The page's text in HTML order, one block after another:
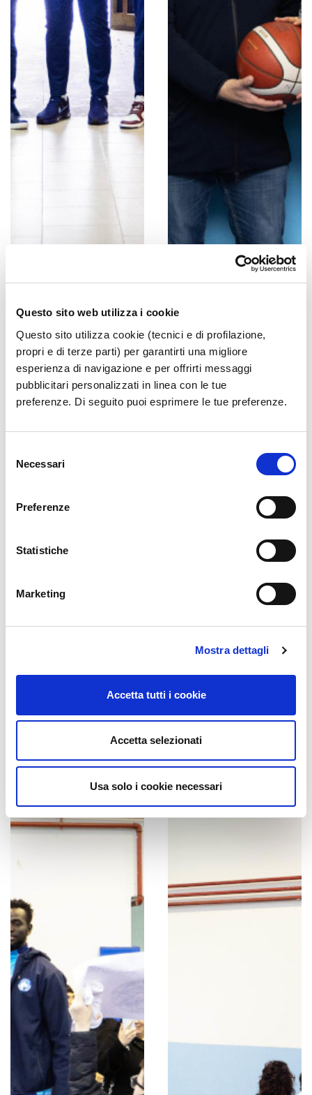
Questo sito web utilizza i cookie
Questo sito utilizza cookie (tecnici e di profilazione,
propri e di terze parti) per garantirti una migliore
esperienza di navigazione e per offrirti messaggi
pubblicitari personalizzati in linea con le tue
preferenze. Di seguito puoi esprimere le tue preferenze.
delNecessari
Preferenze
Statistiche
Marketing
Mostra dettagli
Accetta tutti i cookie
Accetta selezionati
Usa solo i cookie necessari